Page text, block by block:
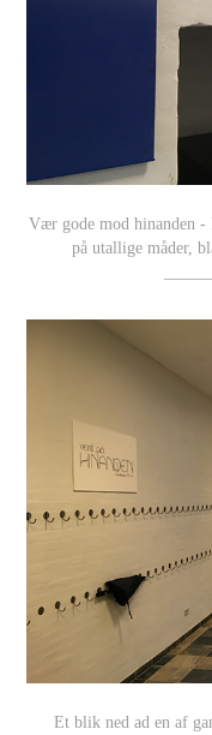
Vær gode mod hinanden -
på utallige måder,
Et blik ned ad en af